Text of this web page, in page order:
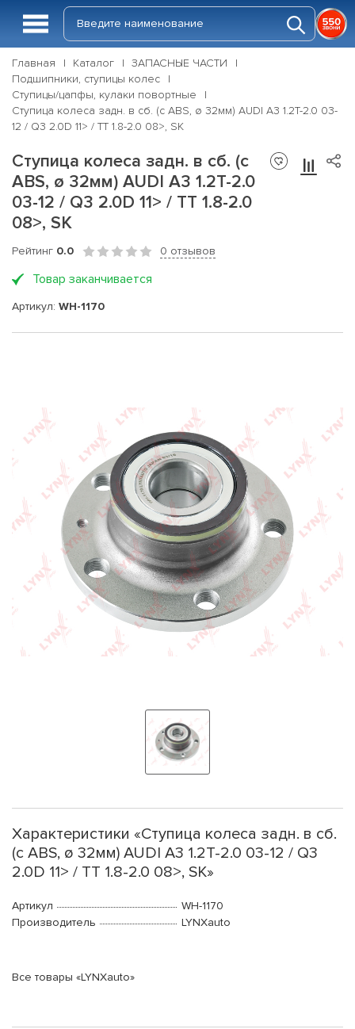
Главная Каталог
ЗАПАСНЫЕ ЧАСТИ
Подшипники, ступицы колес
Ступицы/цапфы, кулаки повортные
Ступица колеса задн. в сб. (с ABS, ø 32мм) AUDI A3 1.2T-2.0 03-
12 / Q3 2.0D 11> / TT 1.8-2.0 08>, SK
Ступица колеса задн. в сб. (с
ABS, ø 32мм) AUDI A3 1.2T-2.0
03-12 / Q3 2.0D 11> / TT 1.8-2.0
08>, SK
Рейтинг 0.0 0 отзывов
Товар заканчивается
Артикул: WH-1170
Характеристики «Ступица колеса задн. в сб.
(с ABS, ø 32мм) AUDI A3 1.2T-2.0 03-12 / Q3
2.0D 11> / TT 1.8-2.0 08>, SK»
Артикул
WH-1170
Производитель
LYNXauto
Все товары «LYNXauto»